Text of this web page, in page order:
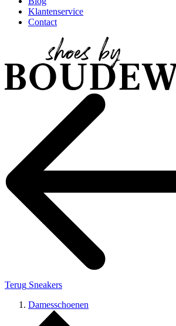
Klantenservice
Contact
Terug Sneakers
Damesschoenen